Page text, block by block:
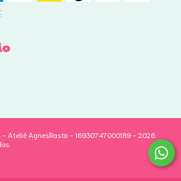
Ateliê AgnesRasta - 16930747000189 - 2026.